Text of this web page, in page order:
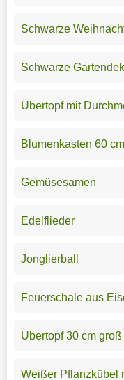
Schwarze
Schwarze
Übertopf mit
Blumenkasten 60
Gemüsesamen
Edelflieder
Jonglierball
Feuerschale aus
Übertopf 30 cm groß
Weißer Pflanzkübel